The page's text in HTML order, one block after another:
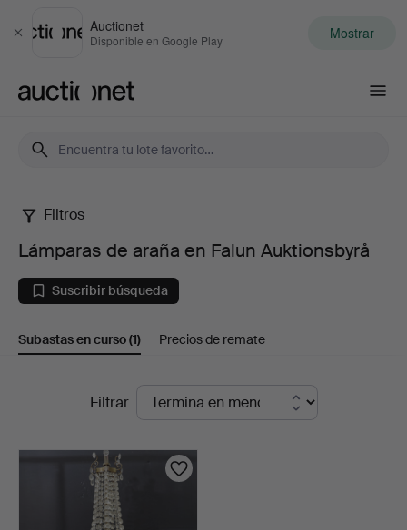
Cerrar
Auctionet
Disponible en Google Play Mostrar
Lámparas
de
araña
en
Auktionsbyrå
Filtros
Lámparas de araña en Falun Auktionsbyrå
Suscribir búsqueda
Subastas en curso(1) Precios de remate
SubastasFiltrar